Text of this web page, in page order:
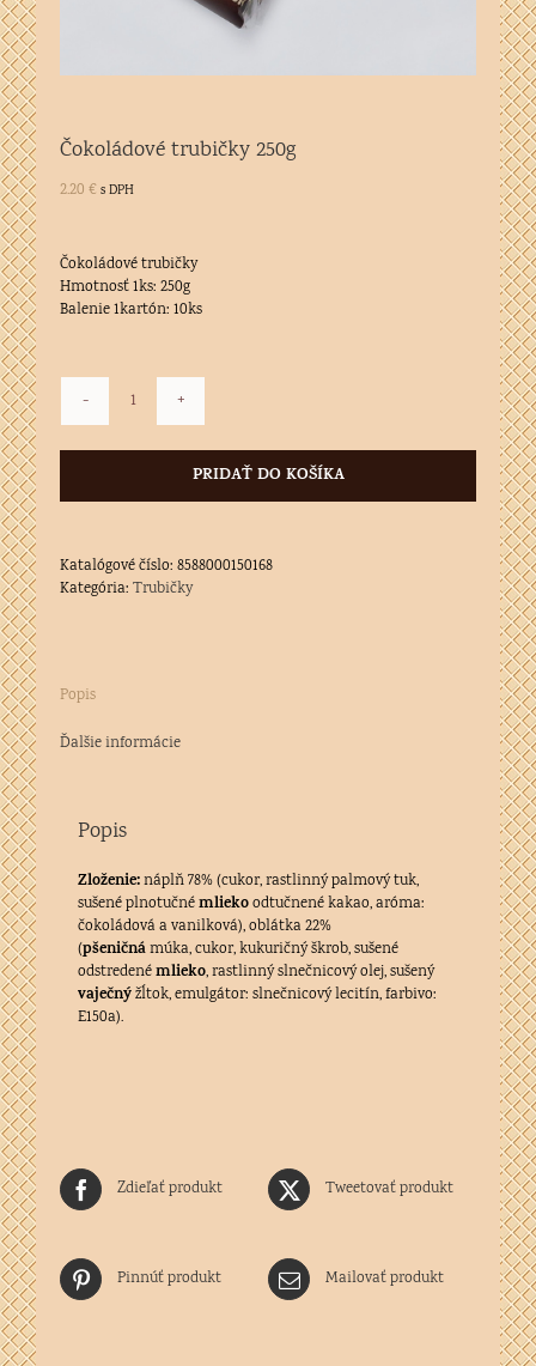
Čokoládové trubičky 250g
2.20 €s DPH
Čokoládové trubičky
Hmotnosť 1ks: 250g
Balenie 1kartón: 10ks
množstvo
trubičky
PRIDAŤ DO KOŠÍKA
Katalógové číslo: 8588000150168
Kategória: Trubičky
Popis
Ďalšie informácie
Popis
Zloženie:náplň 78% (cukor, rastlinný palmový tuk,
sušené plnotučnémliekoodtučnené kakao, aróma:
čokoládová a vanilková), oblátka 22%
(pšeničnámúka, cukor, kukuričný škrob, sušené
odstredenémlieko, rastlinný slnečnicový olej, sušený
vaječnýžĺtok, emulgátor: slnečnicový lecitín, farbivo:
E150a).
Zdieľať produkt Tweetovať produkt
Pinnúť produkt Mailovať produkt